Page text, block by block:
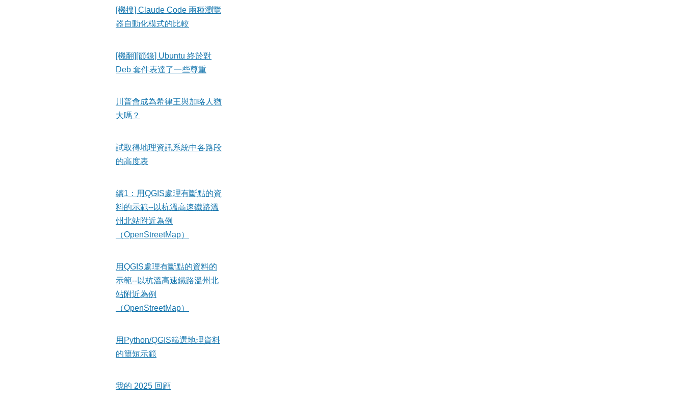
[機搜] Claude Code 兩種瀏覽
器自動化模式的比較
[機翻][節錄] Ubuntu 終於對
Deb 套件表達了一些尊重
川普會成為希律王與加略人猶
大嗎？
試取得地理資訊系統中各路段
的高度表
續1：用QGIS處理有斷點的資
料的示範--以杭溫高速鐵路溫
州北站附近為例
（OpenStreetMap）
用QGIS處理有斷點的資料的
示範--以杭溫高速鐵路溫州北
站附近為例
（OpenStreetMap）
用Python/QGIS篩選地理資料
的簡短示範
我的 2025 回顧